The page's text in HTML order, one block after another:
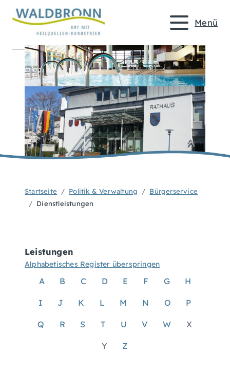
Menü
Startseite Politik & Verwaltung
Bürgerservice
Dienstleistungen
Leistungen
Alphabetisches Register überspringen
A B C D E F G H
I J K L M N O P
Q R S T U V W X
Y Z